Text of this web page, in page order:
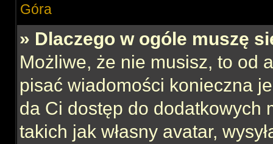
Góra
» Dlaczego w ogóle muszę
Możliwe, że nie musisz, to od
pisać wiadomości konieczna
da Ci dostęp do dodatkowych
takich jak własny avatar,